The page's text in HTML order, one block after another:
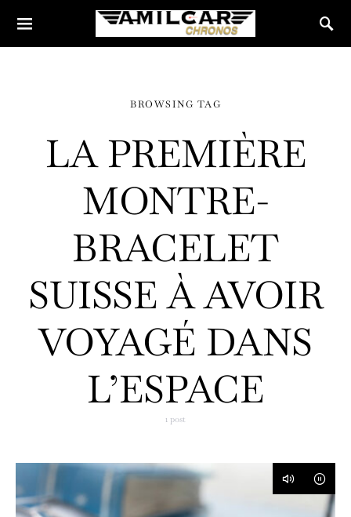
BROWSING TAG
LA PREMIÈRE
MONTRE-
BRACELET
SUISSE À AVOIR
VOYAGÉ DANS
L’ESPACE
1 post